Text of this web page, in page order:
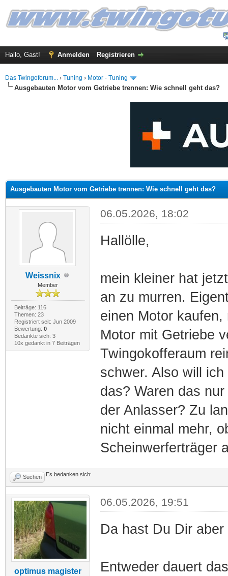
Hallo, Gast! Anmelden Registrieren
Das Twingoforum... › Tuning › Motor - Tuning
Ausgebauten Motor vom Getriebe trennen: Wie schnell geht das?
Ausgebauten Motor vom Getriebe trennen: Wie schnell geht das?
Weissnix
Member
Beiträge: 116
Themen: 23
Registriert seit: Jun 2009
Bewertung: 0
Bedankte sich: 3
10x gedankt in 7 Beiträgen
06.05.2026, 18:02
Hallölle,
mein kleiner hat
an zu murren.
einen Motor
Motor mit Getriebe
Twingokofferaum
schwer. Also will
das? Waren das
der Anlasser? Zu
nicht einmal mehr,
Scheinwerferträger
Suchen Es bedanken sich:
optimus magister
06.05.2026, 19:51
Da hast Du Dir
Entweder dauert